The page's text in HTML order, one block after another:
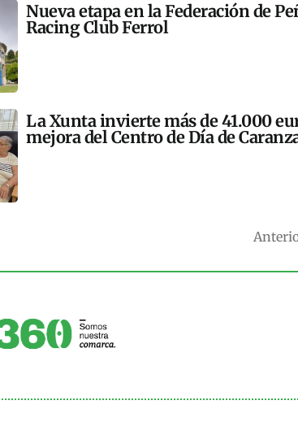
Nueva etapa en la Federación de
Racing Club Ferrol
La Xunta invierte más de 41.000
mejora del Centro de Día de